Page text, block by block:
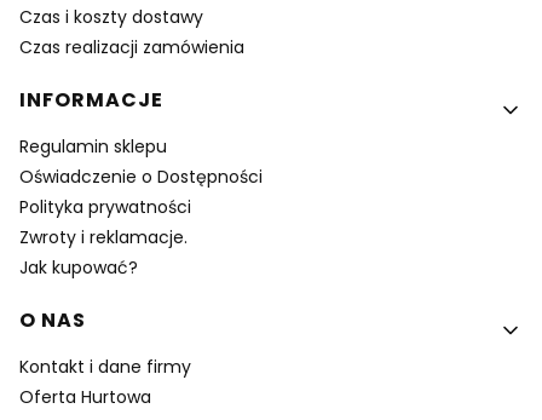
Czas i koszty dostawy
Czas realizacji zamówienia
INFORMACJE
Regulamin sklepu
Oświadczenie o Dostępności
Polityka prywatności
Zwroty i reklamacje.
Jak kupować?
O NAS
Kontakt i dane firmy
Oferta Hurtowa